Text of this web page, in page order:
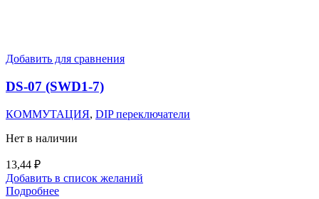
Добавить для сравнения
DS-07 (SWD1-7)
КОММУТАЦИЯ, DIP переключатели
Нет в наличии
13,44 ₽
Добавить в список желаний
Подробнее